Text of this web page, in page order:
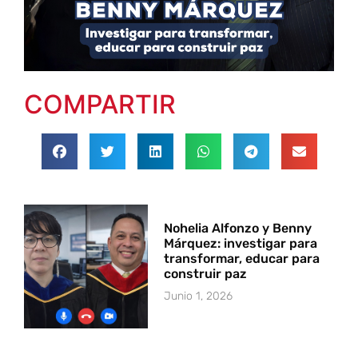
COMPARTIR
Nohelia Alfonzo y Benny
Márquez: investigar para
transformar, educar para
construir paz
Junio 1, 2026